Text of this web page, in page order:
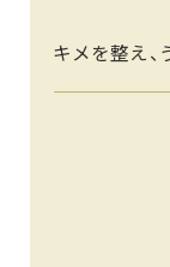
キメを整え、